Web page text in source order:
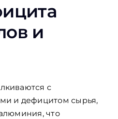
и
с
и дефицитом сырья,
что